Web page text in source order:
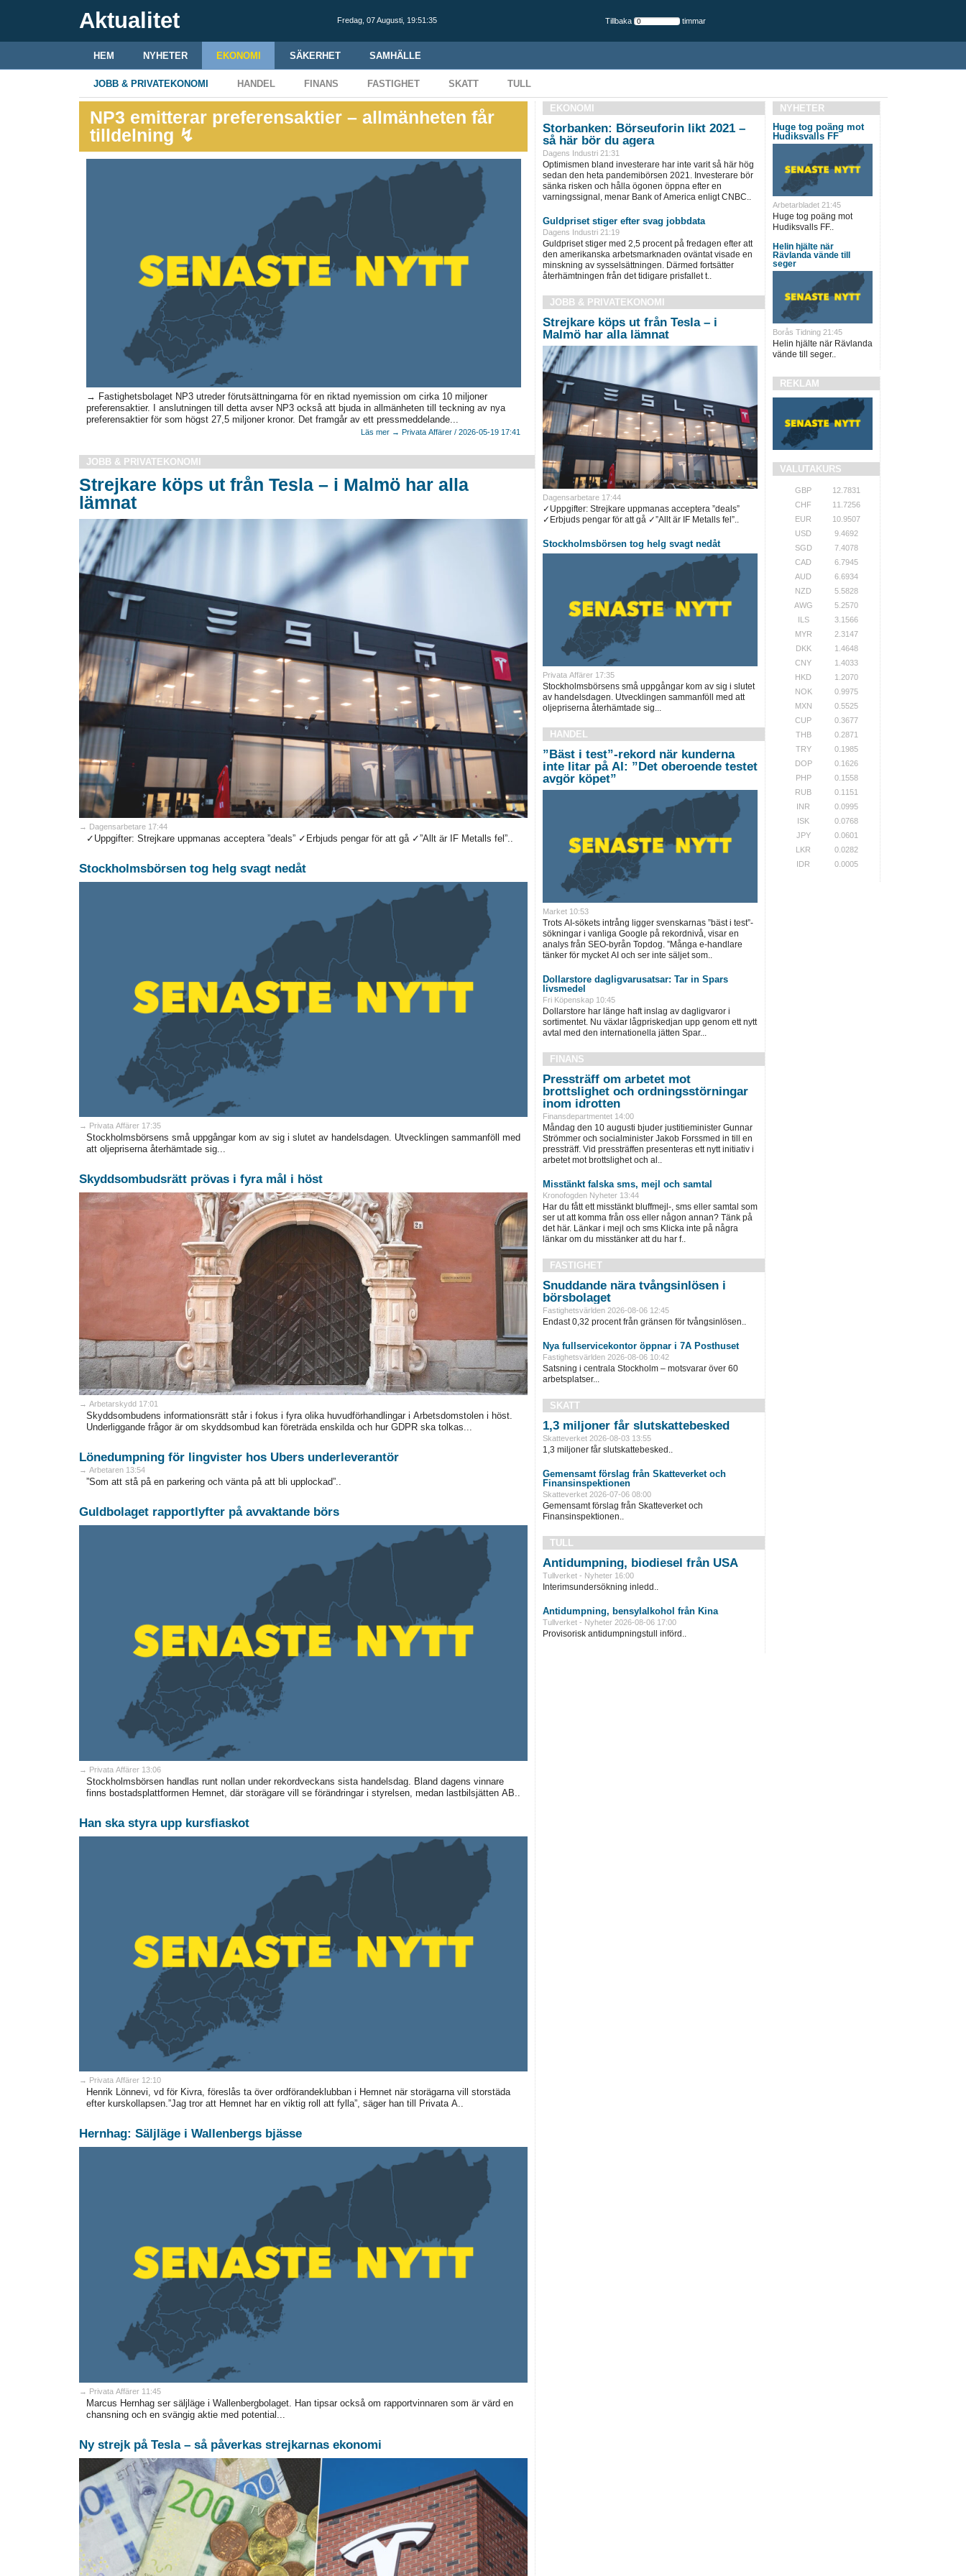
Aktualitet Fredag, 07 Augusti, 19:51:36 Tillbaka timmar
HEM NYHETER EKONOMI SÄKERHET SAMHÄLLE
JOBB & PRIVATEKONOMI HANDEL FINANS FASTIGHET SKATT TULL
NP3 emitterar preferensaktier – allmänheten får
tilldelning ↯
→ Fastighetsbolaget NP3 utreder förutsättningarna för en riktad nyemission om cirka 10 miljoner
preferensaktier. I anslutningen till detta avser NP3 också att bjuda in allmänheten till teckning av nya
preferensaktier för som högst 27,5 miljoner kronor. Det framgår av ett pressmeddelande...
Läs mer → Privata Affärer / 2026-05-19 17:41
JOBB & PRIVATEKONOMI
Strejkare köps ut från Tesla – i Malmö har alla
lämnat
→ Dagensarbetare 17:44
✓Uppgifter: Strejkare uppmanas acceptera ”deals” ✓Erbjuds pengar för att gå ✓”Allt är IF Metalls fel”..
Stockholmsbörsen tog helg svagt nedåt
→ Privata Affärer 17:35
Stockholmsbörsens små uppgångar kom av sig i slutet av handelsdagen. Utvecklingen sammanföll med
att oljepriserna återhämtade sig...
Skyddsombudsrätt prövas i fyra mål i höst
→ Arbetarskydd 17:01
Skyddsombudens informationsrätt står i fokus i fyra olika huvudförhandlingar i Arbetsdomstolen i höst.
Underliggande frågor är om skyddsombud kan företräda enskilda och hur GDPR ska tolkas...
Lönedumpning för lingvister hos Ubers underleverantör
→ Arbetaren 13:54
”Som att stå på en parkering och vänta på att bli upplockad”..
Guldbolaget rapportlyfter på avvaktande börs
→ Privata Affärer 13:06
Stockholmsbörsen handlas runt nollan under rekordveckans sista handelsdag. Bland dagens vinnare
finns bostadsplattformen Hemnet, där storägare vill se förändringar i styrelsen, medan lastbilsjätten AB..
Han ska styra upp kursfiaskot
→ Privata Affärer 12:10
Henrik Lönnevi, vd för Kivra, föreslås ta över ordförandeklubban i Hemnet när storägarna vill storstäda
efter kurskollapsen.”Jag tror att Hemnet har en viktig roll att fylla”, säger han till Privata A..
Hernhag: Säljläge i Wallenbergs bjässe
→ Privata Affärer 11:45
Marcus Hernhag ser säljläge i Wallenbergbolaget. Han tipsar också om rapportvinnaren som är värd en
chansning och en svängig aktie med potential...
Ny strejk på Tesla – så påverkas strejkarnas ekonomi
EKONOMI
Storbanken: Börseuforin likt 2021 –
så här bör du agera
Dagens Industri 21:31
Optimismen bland investerare har inte varit så här hög
sedan den heta pandemibörsen 2021. Investerare bör
sänka risken och hålla ögonen öppna efter en
varningssignal, menar Bank of America enligt CNBC..
Guldpriset stiger efter svag jobbdata
Dagens Industri 21:19
Guldpriset stiger med 2,5 procent på fredagen efter att
den amerikanska arbetsmarknaden oväntat visade en
minskning av sysselsättningen. Därmed fortsätter
återhämtningen från det tidigare prisfallet t..
JOBB & PRIVATEKONOMI
Strejkare köps ut från Tesla – i
Malmö har alla lämnat
Dagensarbetare 17:44
✓Uppgifter: Strejkare uppmanas acceptera ”deals”
✓Erbjuds pengar för att gå ✓”Allt är IF Metalls fel”..
Stockholmsbörsen tog helg svagt nedåt
Privata Affärer 17:35
Stockholmsbörsens små uppgångar kom av sig i slutet
av handelsdagen. Utvecklingen sammanföll med att
oljepriserna återhämtade sig...
HANDEL
”Bäst i test”-rekord när kunderna
inte litar på AI: ”Det oberoende testet
avgör köpet”
Market 10:53
Trots AI-sökets intrång ligger svenskarnas ”bäst i test”-
sökningar i vanliga Google på rekordnivå, visar en
analys från SEO-byrån Topdog. ”Många e-handlare
tänker för mycket AI och ser inte säljet som..
Dollarstore dagligvarusatsar: Tar in Spars
livsmedel
Fri Köpenskap 10:45
Dollarstore har länge haft inslag av dagligvaror i
sortimentet. Nu växlar lågpriskedjan upp genom ett nytt
avtal med den internationella jätten Spar...
FINANS
Pressträff om arbetet mot
brottslighet och ordningsstörningar
inom idrotten
Finansdepartmentet 14:00
Måndag den 10 augusti bjuder justitieminister Gunnar
Strömmer och socialminister Jakob Forssmed in till en
pressträff. Vid pressträffen presenteras ett nytt initiativ i
arbetet mot brottslighet och al..
Misstänkt falska sms, mejl och samtal
Kronofogden Nyheter 13:44
Har du fått ett misstänkt bluffmejl-, sms eller samtal som
ser ut att komma från oss eller någon annan? Tänk på
det här. Länkar i mejl och sms Klicka inte på några
länkar om du misstänker att du har f..
FASTIGHET
Snuddande nära tvångsinlösen i
börsbolaget
Fastighetsvärlden 2026-08-06 12:45
Endast 0,32 procent från gränsen för tvångsinlösen..
Nya fullservicekontor öppnar i 7A Posthuset
Fastighetsvärlden 2026-08-06 10:42
Satsning i centrala Stockholm – motsvarar över 60
arbetsplatser...
SKATT
1,3 miljoner får slutskattebesked
Skatteverket 2026-08-03 13:55
1,3 miljoner får slutskattebesked..
Gemensamt förslag från Skatteverket och
Finansinspektionen
Skatteverket 2026-07-06 08:00
Gemensamt förslag från Skatteverket och
Finansinspektionen..
TULL
Antidumpning, biodiesel från USA
Tullverket - Nyheter 16:00
Interimsundersökning inledd..
Antidumpning, bensylalkohol från Kina
Tullverket - Nyheter 2026-08-06 17:00
Provisorisk antidumpningstull införd..
NYHETER
Huge tog poäng mot
Hudiksvalls FF
Arbetarbladet 21:45
Huge tog poäng mot
Hudiksvalls FF..
Helin hjälte när
Rävlanda vände till
seger
Borås Tidning 21:45
Helin hjälte när Rävlanda
vände till seger..
REKLAM
VALUTAKURS
GBP
12.7831
CHF
11.7256
EUR
10.9507
USD
9.4692
SGD
7.4078
CAD
6.7945
AUD
6.6934
NZD
5.5828
AWG
5.2570
ILS
3.1566
MYR
2.3147
DKK
1.4648
CNY
1.4033
HKD
1.2070
NOK
0.9975
MXN
0.5525
CUP
0.3677
THB
0.2871
TRY
0.1985
DOP
0.1626
PHP
0.1558
RUB
0.1151
INR
0.0995
ISK
0.0768
JPY
0.0601
LKR
0.0282
IDR
0.0005